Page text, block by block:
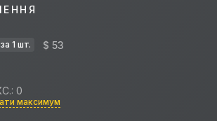
за 1 шт. $ 53
0
максимум